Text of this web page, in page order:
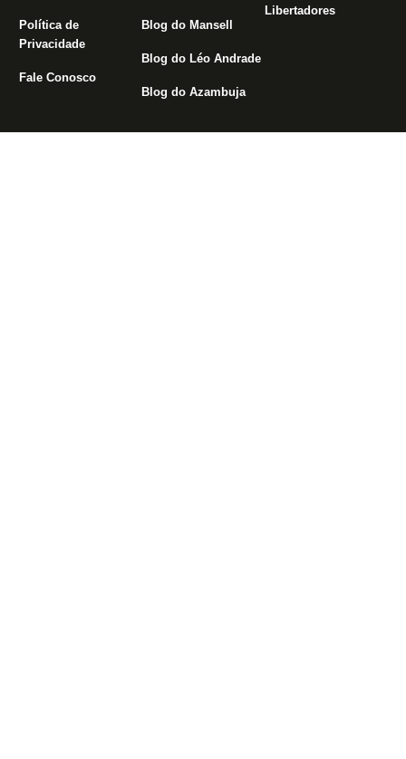
Política de
Privacidade
Fale Conosco
Blog do Mansell
Blog do Léo Andrade
Blog do Azambuja
Libertadores